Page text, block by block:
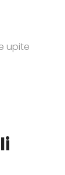
upite